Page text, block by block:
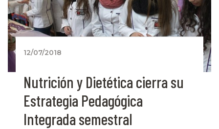
12/07/2018
Nutrición y Dietética cierra su
Estrategia Pedagógica
Integrada semestral